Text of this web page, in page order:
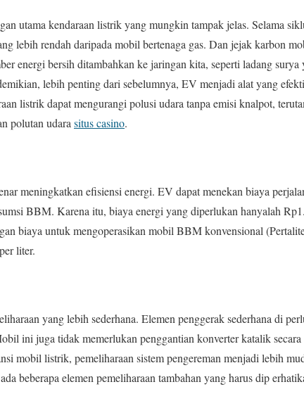
utama kendaraan listrik yang mungkin tampak jelas. Selama
lebih rendah daripada mobil bertenaga gas. Dan jejak karbon
energi bersih ditambahkan ke jaringan kita, seperti ladang surya
lebih penting dari sebelumnya, EV menjadi alat yang
listrik dapat mengurangi polusi udara tanpa emisi knalpot,
polutan udara situs casino.
meningkatkan efisiensi energi. EV dapat menekan biaya
BBM. Karena itu, biaya energi yang diperlukan hanyalah
biaya untuk mengoperasikan mobil BBM konvensional
liter.
yang lebih sederhana. Elemen penggerak sederhana di
ini juga tidak memerlukan penggantian konverter katalik secara
mobil listrik, pemeliharaan sistem pengereman menjadi lebih
beberapa elemen pemeliharaan tambahan yang harus dip